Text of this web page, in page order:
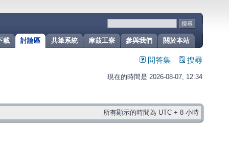
關於本站
參與我們
摩茲工寮
共筆系統
討論區
載
問答集 搜尋
現在的時間是 2026-08-07, 12:34
所有顯示的時間為 UTC + 8 小時